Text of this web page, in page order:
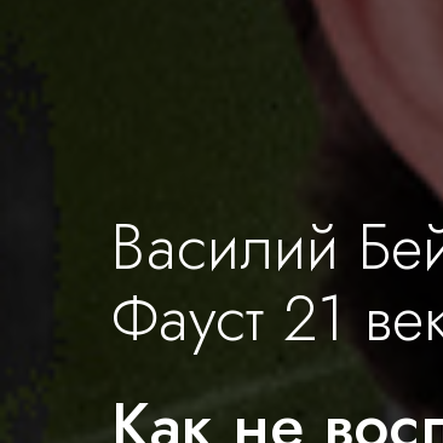
Василий
Фауст 21